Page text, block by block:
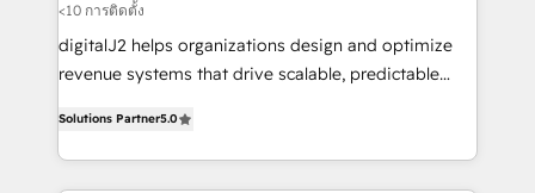
<10 การติดตั้ง
digitalJ2 helps organizations design and optimize
revenue systems that drive scalable, predictable
Partner, we specialize in both strategic RevOps
planning and hands-on technical execution - building
the operational foundation companies need to
Solutions Partner5.0